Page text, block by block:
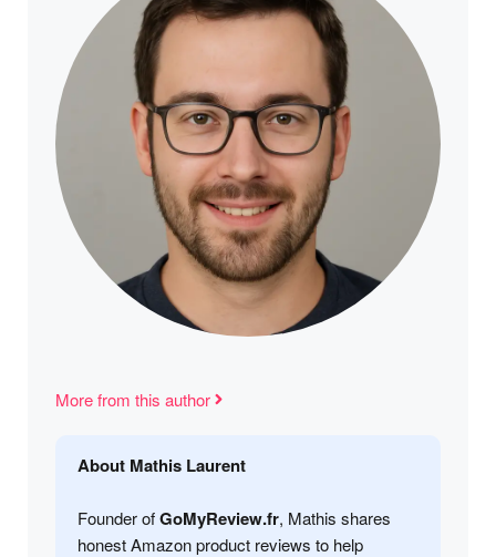
More from this author
About Mathis Laurent
Founder ofGoMyReview.fr, Mathis shares
honest Amazon product reviews to help